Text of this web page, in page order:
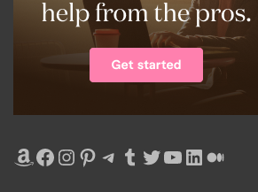
Amazon
Facebook
Instagram
Pinterest
Telegram
Tumblr
Twitter
YouTube
LinkedIn